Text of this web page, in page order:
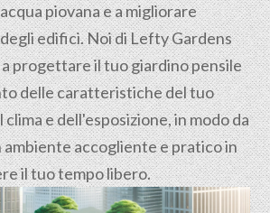
piovana e a migliorare
edifici. Noi di Lefty Gardens
progettare il tuo giardino pensile
delle caratteristiche del tuo
clima e dell'esposizione, in modo da
ambiente accogliente e pratico in
il tuo tempo libero.